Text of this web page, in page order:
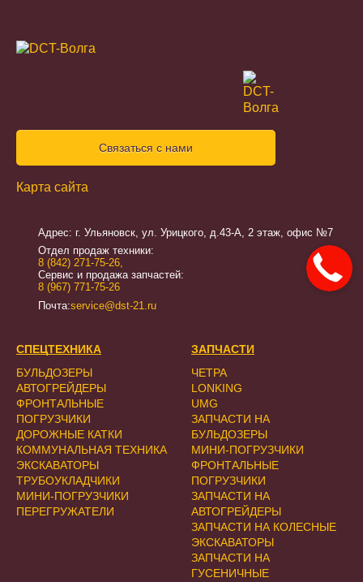
Связаться с нами
Карта сайта
Адрес: г. Ульяновск, ул. Урицкого, д.43-А, 2 этаж, офис №7
Отдел продаж техники:
8 (842) 271-75-26,
Сервис и продажа запчастей:
8 (967) 771-75-26
Почта:service@dst-21.ru
СПЕЦТЕХНИКА
БУЛЬДОЗЕРЫ
АВТОГРЕЙДЕРЫ
ФРОНТАЛЬНЫЕ
ПОГРУЗЧИКИ
ДОРОЖНЫЕ КАТКИ
КОММУНАЛЬНАЯ ТЕХНИКА
ЭКСКАВАТОРЫ
ТРУБОУКЛАДЧИКИ
МИНИ-ПОГРУЗЧИКИ
ПЕРЕГРУЖАТЕЛИ
ЗАПЧАСТИ
ЧЕТРА
LONKING
UMG
ЗАПЧАСТИ НА
БУЛЬДОЗЕРЫ
МИНИ-ПОГРУЗЧИКИ
ФРОНТАЛЬНЫЕ
ПОГРУЗЧИКИ
ЗАПЧАСТИ НА
АВТОГРЕЙДЕРЫ
ЗАПЧАСТИ НА КОЛЕСНЫЕ
ЭКСКАВАТОРЫ
ЗАПЧАСТИ НА
ГУСЕНИЧНЫЕ